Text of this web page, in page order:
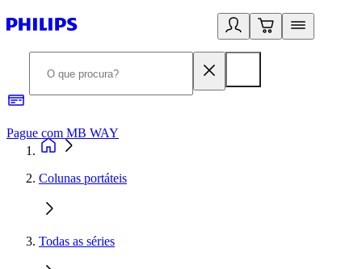
Pague com MB WAY
Colunas portáteis
Todas as séries